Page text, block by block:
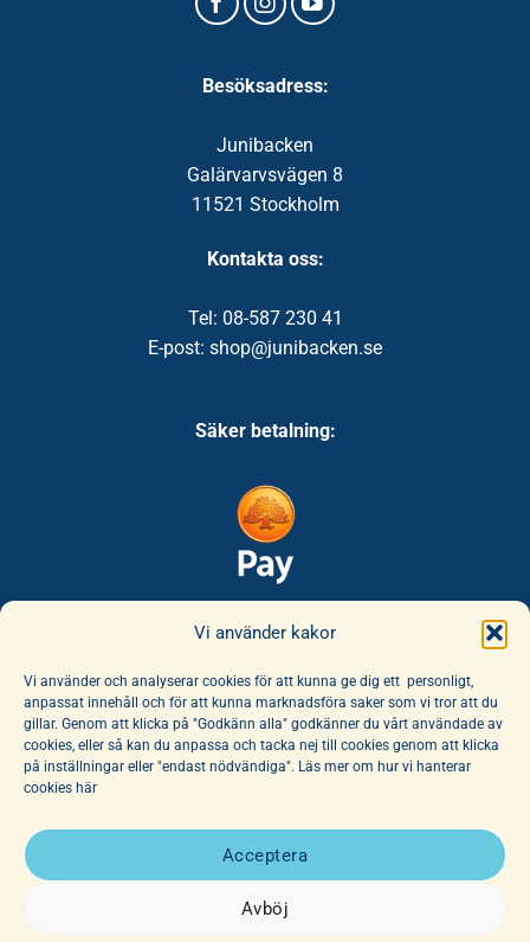
Vi använder kakor
Vi använder och analyserar cookies för att kunna ge dig ett personligt,
anpassat innehåll och för att kunna marknadsföra saker som vi tror att du
gillar. Genom att klicka på "Godkänn alla" godkänner du vårt användade av
cookies, eller så kan du anpassa och tacka nej till cookies genom att klicka
på inställningar eller "endast nödvändiga". Läs mer om hur vi hanterar
cookies här
Acceptera
Avböj
Besöksadress:
Junibacken
Galärvarvsvägen 8
11521 Stockholm
Kontakta oss:
Tel: 08-587 230 41
E-post: shop@junibacken.se
Säker betalning:
Säker leverans:
utvalda av vår hängivna personal. Vi har dessutom ett stort utbud